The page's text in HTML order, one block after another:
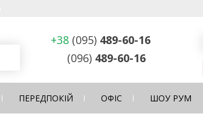
+38 (095) 489-60-16
(096) 489-60-16
ПЕРЕДПОКІЙ ОФІС ШОУ РУМ